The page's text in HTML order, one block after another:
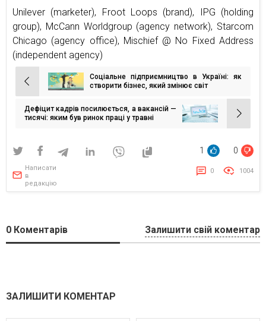
Unilever (marketer), Froot Loops (brand), IPG (holding
group), McCann Worldgroup (agency network), Starcom
Chicago (agency office), Mischief @ No Fixed Address
(independent agency)
Навігація
записів
Соціальне підприємництво в Україні: як
створити бізнес, який змінює світ
Дефіцит кадрів посилюється, а вакансій —
тисячі: яким був ринок праці у травні
1 0
Написати
в
редакцію
0 1004
0 Коментарів Залишити свій коментар
ЗАЛИШИТИ КОМЕНТАР